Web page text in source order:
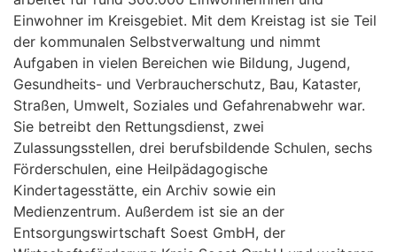
Einwohner im Kreisgebiet. Mit dem Kreistag ist sie Teil
der kommunalen Selbstverwaltung und nimmt
Aufgaben in vielen Bereichen wie Bildung, Jugend,
Gesundheits- und Verbraucherschutz, Bau, Kataster,
Straßen, Umwelt, Soziales und Gefahrenabwehr war.
Sie betreibt den Rettungsdienst, zwei
Zulassungsstellen, drei berufsbildende Schulen, sechs
Förderschulen, eine Heilpädagogische
Kindertagesstätte, ein Archiv sowie ein
Medienzentrum. Außerdem ist sie an der
Entsorgungswirtschaft Soest GmbH, der